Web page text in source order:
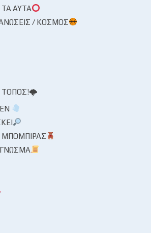
ΑΥΤΆ
/ ΚΌΣΜΟΣ
ΤΌΠΟΣ!🌩
ΜΠΌΜΠΙΡΑΣ